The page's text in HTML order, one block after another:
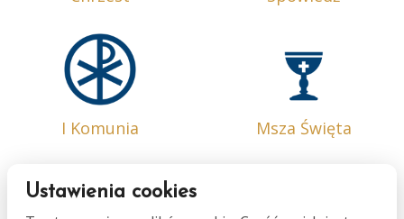
I Komunia Msza Święta
Ustawienia cookies